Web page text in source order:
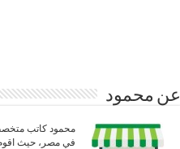
عن محمود
محمود كاتب
في مصر، حيث اقوم